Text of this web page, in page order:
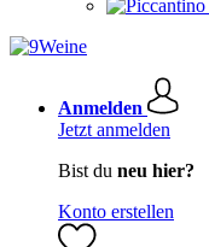
Anmelden
Jetzt anmelden
Bist du neu hier?
Konto erstellen